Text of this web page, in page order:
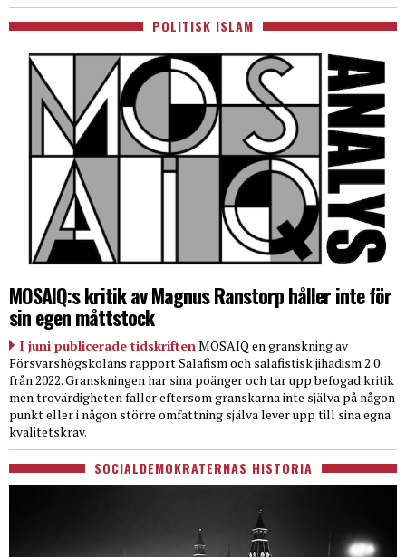
POLITISK ISLAM
MOSAIQ:s kritik av Magnus Ranstorp håller inte för
sin egen måttstock
I juni publicerade tidskriftenMOSAIQ en granskning av
Försvarshögskolans rapport Salafism och salafistisk jihadism 2.0
från 2022. Granskningen har sina poänger och tar upp befogad kritik
men trovärdigheten faller eftersom granskarna inte själva på någon
punkt eller i någon större omfattning själva lever upp till sina egna
kvalitetskrav.
SOCIALDEMOKRATERNAS HISTORIA